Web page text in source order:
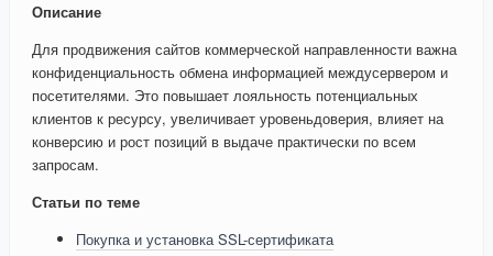
Описание
Для продвижения сайтов коммерческой направленности важна
конфиденциальность обмена информацией междусервером и
посетителями. Это повышает лояльность потенциальных
клиентов к ресурсу, увеличивает уровеньдоверия, влияет на
конверсию и рост позиций в выдаче практически по всем
запросам.
Статьи по теме
Покупка и установка SSL-сертификата